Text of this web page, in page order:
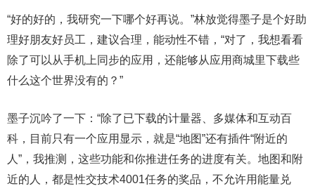
“好的好的，我研究一下哪个好再说。”林放觉得墨子是个好助
理好朋友好员工，建议合理，能动性不错，“对了，我想看看
除了可以从手机上同步的应用，还能够从应用商城里下载些
什么这个世界没有的？”
墨子沉吟了一下：“除了已下载的计量器、多媒体和互动百
科，目前只有一个应用显示，就是“地图”还有插件“附近的
人”，我推测，这些功能和你推进任务的进度有关。地图和附
近的人，都是性交技术4001任务的奖品，不允许用能量兑